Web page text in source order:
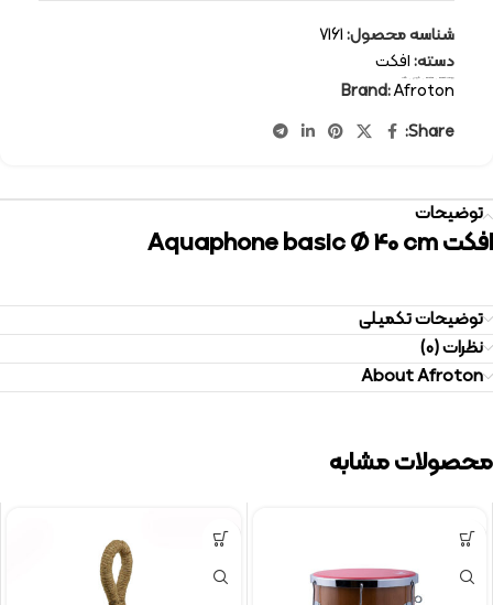
شناسه محصول:7161
دسته:افکت
برچسب: Afroton effect افروتن افکت
Brand:Afroton
Share:
توضیحات
افکت Aquaphone basic Ø 40 cm
توضیحات تکمیلی
نظرات (0)
About Afroton
محصولات مشابه